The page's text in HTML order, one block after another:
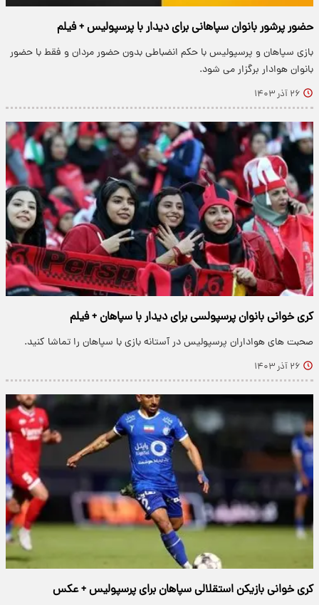
حضور پرشور بانوان سپاهانی برای دیدار با پرسپولیس + فیلم
بازی سپاهان و پرسپولیس با حکم انضباطی بدون حضور مردان و فقط با حضور
بانوان هوادار برگزار می شود.
۲۶ آذر ۱۴۰۳
کری خوانی بانوان پرسپولسی برای دیدار با سپاهان + فیلم
صحبت های هواداران پرسپولیس در آستانه بازی با سپاهان را تماشا کنید.
۲۶ آذر ۱۴۰۳
کری خوانی بازیکن استقلالی سپاهان برای پرسپولیس + عکس